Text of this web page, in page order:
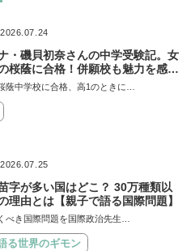
2026.07.24
・磯貝初奈さんの中学受験記。女
桜蔭に合格！併願校も魅力を感じ
母親の声かけは「睡眠が何より大
蔭中学校に合格、高1のときに…
2026.07.25
字が多い国はどこ？ 30万種類以
理由とは【親子で語る国際問題】
べき国際問題を国際政治先生…
る世界のギモン